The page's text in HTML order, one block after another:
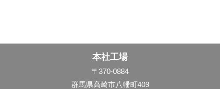
本社工場
〒370-0884
群馬県高崎市八幡町409